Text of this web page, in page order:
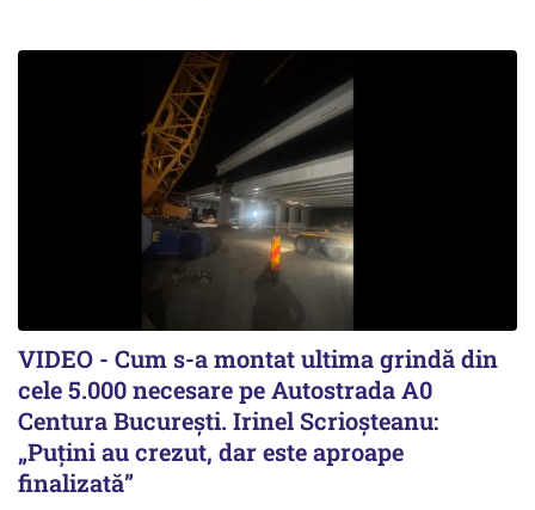
VIDEO - Cum s-a montat ultima grindă din
cele 5.000 necesare pe Autostrada A0
Centura București. Irinel Scrioșteanu:
„Puțini au crezut, dar este aproape
finalizată”